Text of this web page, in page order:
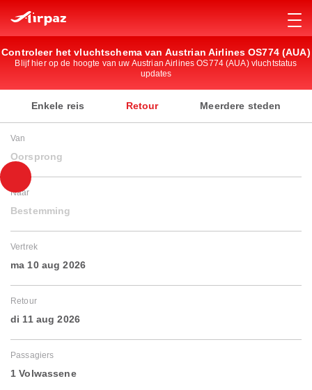
Controleer het vluchtschema van Austrian Airlines OS774 (AUA)
Blijf hier op de hoogte van uw Austrian Airlines OS774 (AUA) vluchtstatus
updates
Enkele reis Retour Meerdere steden
Van
Oorsprong
Naar
Bestemming
Vertrek
ma 10 aug 2026
Retour
di 11 aug 2026
Passagiers
1 Volwassene